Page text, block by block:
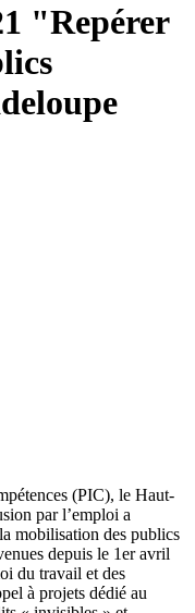
"Repérer
(PIC), le Haut-
par l’emploi a
mobilisation des publics
depuis le 1er avril
du travail et des
à projets dédié au